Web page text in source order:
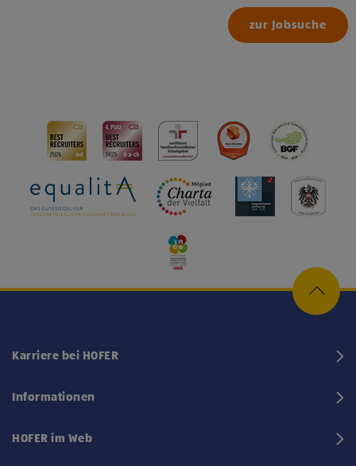
zur Jobsuche
Karriere bei HOFER
Informationen
HOFER im Web